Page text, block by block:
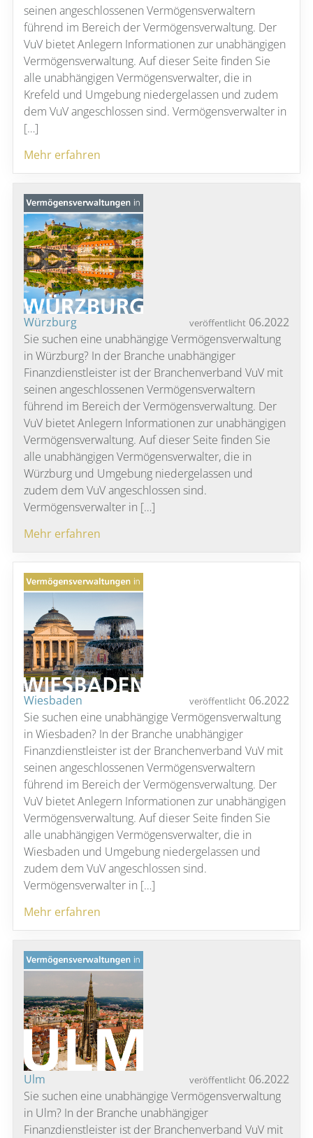
seinen angeschlossenen Vermögensverwaltern
führend im Bereich der Vermögensverwaltung. Der
VuV bietet Anlegern Informationen zur unabhängigen
Vermögensverwaltung. Auf dieser Seite finden Sie
alle unabhängigen Vermögensverwalter, die in
Krefeld und Umgebung niedergelassen und zudem
dem VuV angeschlossen sind. Vermögensverwalter in
[…]
Mehr erfahren
Würzburg veröffentlicht06.2022
Sie suchen eine unabhängige Vermögensverwaltung
in Würzburg? In der Branche unabhängiger
Finanzdienstleister ist der Branchenverband VuV mit
seinen angeschlossenen Vermögensverwaltern
führend im Bereich der Vermögensverwaltung. Der
VuV bietet Anlegern Informationen zur unabhängigen
Vermögensverwaltung. Auf dieser Seite finden Sie
alle unabhängigen Vermögensverwalter, die in
Würzburg und Umgebung niedergelassen und
zudem dem VuV angeschlossen sind.
Vermögensverwalter in […]
Mehr erfahren
Wiesbaden veröffentlicht06.2022
Sie suchen eine unabhängige Vermögensverwaltung
in Wiesbaden? In der Branche unabhängiger
Finanzdienstleister ist der Branchenverband VuV mit
seinen angeschlossenen Vermögensverwaltern
führend im Bereich der Vermögensverwaltung. Der
VuV bietet Anlegern Informationen zur unabhängigen
Vermögensverwaltung. Auf dieser Seite finden Sie
alle unabhängigen Vermögensverwalter, die in
Wiesbaden und Umgebung niedergelassen und
zudem dem VuV angeschlossen sind.
Vermögensverwalter in […]
Mehr erfahren
Ulm veröffentlicht06.2022
Sie suchen eine unabhängige Vermögensverwaltung
in Ulm? In der Branche unabhängiger
Finanzdienstleister ist der Branchenverband VuV mit